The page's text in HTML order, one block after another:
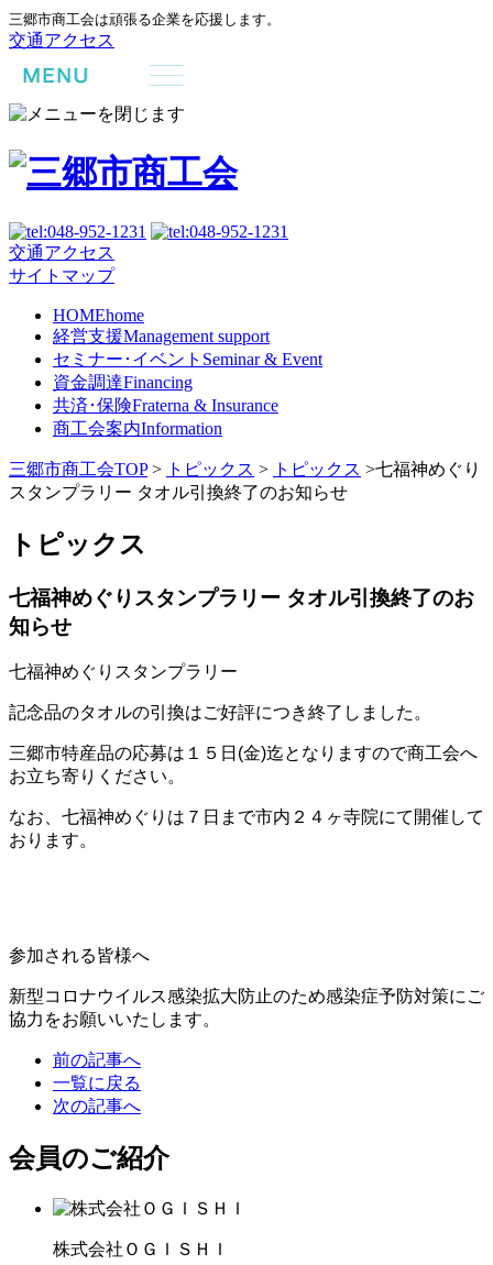
三郷市商工会は頑張る企業を応援します。
交通アクセス
交通アクセス
サイトマップ
HOMEhome
経営支援Management support
セミナー･イベント Seminar & Event
資金調達Financing
共済･保険Fraterna & Insurance
商工会案内Information
三郷市商工会TOP> トピックス > トピックス >七福神めぐり
スタンプラリー タオル引換終了のお知らせ
トピックス
七福神めぐりスタンプラリー タオル引換終了のお
知らせ
七福神めぐりスタンプラリー
記念品のタオルの引換はご好評につき終了しました。
三郷市特産品の応募は１５日(金)迄となりますので商工会へ
お立ち寄りください。
なお、七福神めぐりは７日まで市内２４ヶ寺院にて開催して
おります。
参加される皆様へ
新型コロナウイルス感染拡大防止のため感染症予防対策にご
協力をお願いいたします。
前の記事へ
一覧に戻る
次の記事へ
会員のご紹介
株式会社ＯＧＩＳＨＩ